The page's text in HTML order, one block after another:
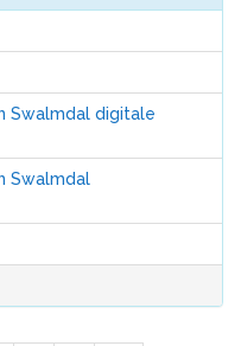
Swalmdal digitale
Swalmdal